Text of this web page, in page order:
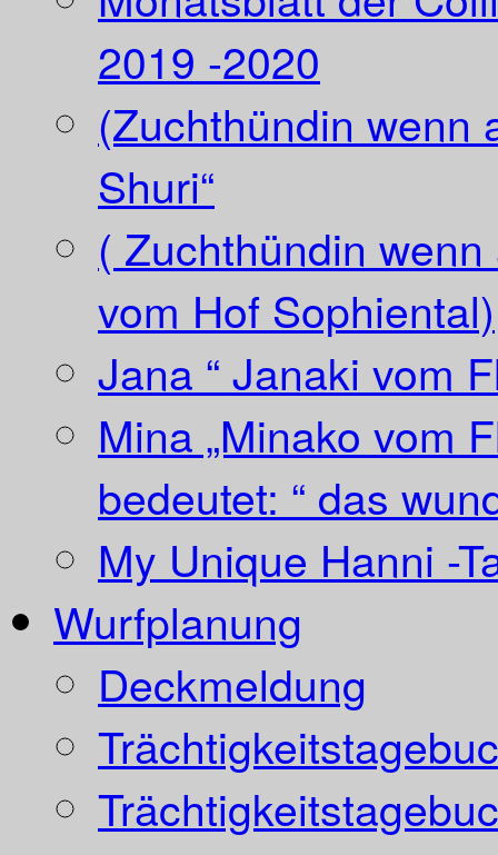
2019 -2020
(Zuchthündin wenn
Shuri“
( Zuchthündin
vom Hof Sophiental)
Jana “ Janaki vom
Mina „Minako vom
bedeutet: “ das
My Unique Hanni -
Wurfplanung
Deckmeldung